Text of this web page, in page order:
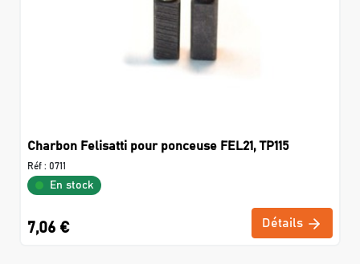
Charbon Felisatti pour ponceuse FEL21, TP115
Réf : 0711
En stock
7,06 € Détails